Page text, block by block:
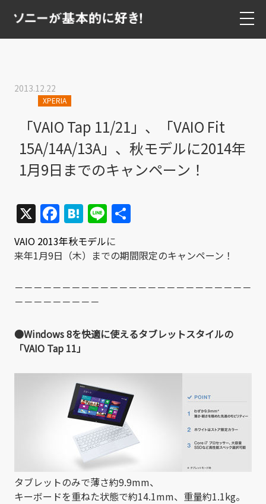
2013.12.22
XPERIA
「VAIO Tap 11/21」、「VAIO Fit
15A/14A/13A」、秋モデルに2014年
1月9日までのキャンペーン！
X Facebook
Hatena
Line
VAIO 2013年秋モデルに
来年1月9日（木）までの期間限定のキャンペーン！
－－－－－－－－－－－－－－－－－－－－－－－－－
－－－－－－－－－
●Windows 8を快適に使えるタブレットスタイルの
「VAIO Tap 11」
タブレットのみで薄さ約9.9mm、
キーボードを重ねた状態で約14.1mm、重量約1.1kg。